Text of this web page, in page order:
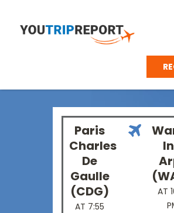
Paris
Charles
De
Gaulle
(CDG)
AT 7:55
AT